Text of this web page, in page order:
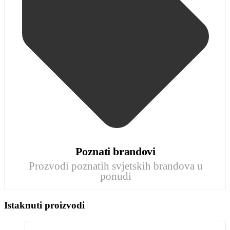
Poznati brandovi
Prozvodi poznatih svjetskih brandova u
ponudi
Istaknuti proizvodi